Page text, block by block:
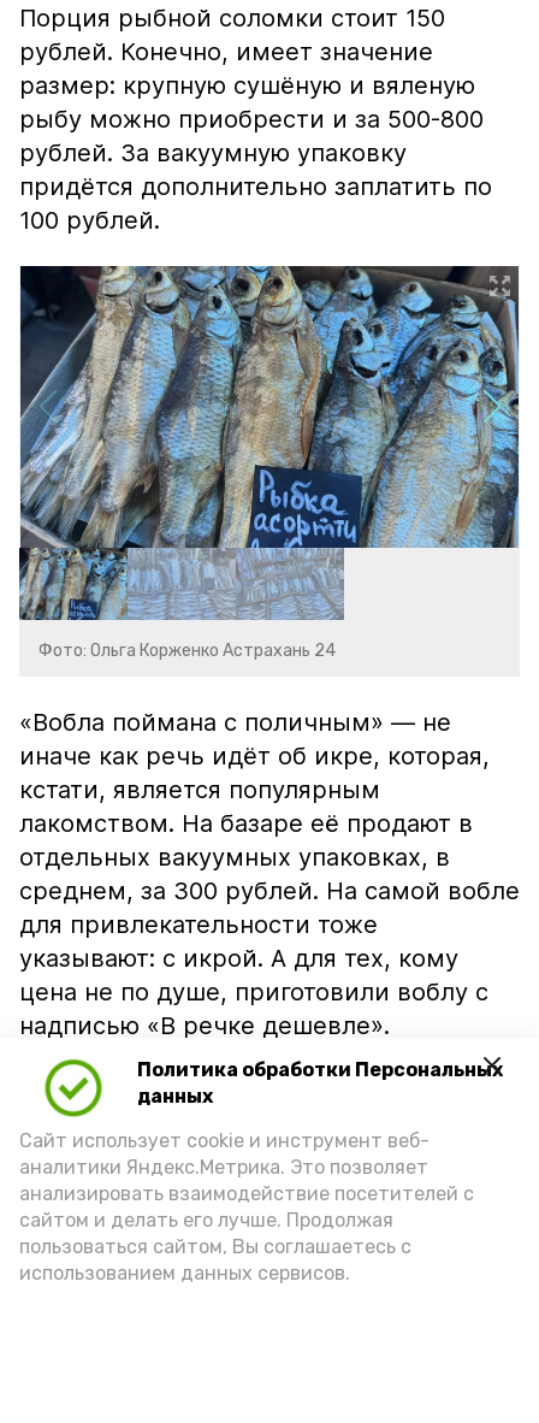
Политика обработки Персональных
данных
Сайт использует cookie и инструмент веб-
аналитики Яндекс.Метрика. Это позволяет
анализировать взаимодействие посетителей с
сайтом и делать его лучше. Продолжая
пользоваться сайтом, Вы соглашаетесь с
использованием данных сервисов.
Порция рыбной соломки стоит 150
рублей. Конечно, имеет значение
размер: крупную сушёную и вяленую
рыбу можно приобрести и за 500-800
рублей. За вакуумную упаковку
придётся дополнительно заплатить по
100 рублей.
Фото: Ольга Корженко Астрахань 24
«Вобла поймана с поличным» — не
иначе как речь идёт об икре, которая,
кстати, является популярным
лакомством. На базаре её продают в
отдельных вакуумных упаковках, в
среднем, за 300 рублей. На самой вобле
для привлекательности тоже
указывают: с икрой. А для тех, кому
цена не по душе, приготовили воблу с
надписью «В речке дешевле».